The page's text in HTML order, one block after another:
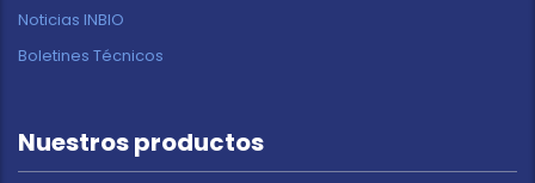
Noticias INBIO
Boletines Técnicos
Nuestros productos